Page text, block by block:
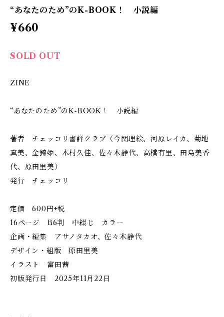
“あなたのため”のK-BOOK！ 小説編
¥660
SOLD OUT
ZINE
“あなたのため”のK-BOOK！ 小説編
著者 チェッコリ書評クラブ（今関理絵、河原レイカ、菊地
真美、金錦姫、⽊村久佳、佐々木静代、高橋有里、田島美香
代、原田里美）
発行 チェッコリ
定価 600円+税
16ページ B6判 中綴じ カラー
企画・編集 アサノタカオ、佐々木静代
デザイン・組版 原田里美
イラスト 富田茜
初版発行日 2025年11月22日